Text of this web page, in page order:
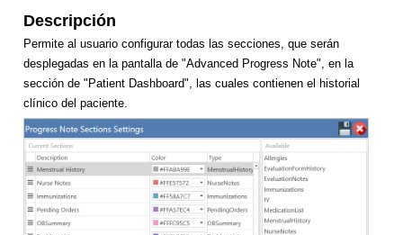
Descripción
Permite al usuario configurar todas las secciones, que serán
desplegadas en la pantalla de "Advanced Progress Note", en la
sección de "Patient Dashboard", las cuales contienen el historial
clínico del paciente.